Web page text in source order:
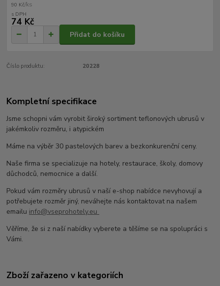
90 Kč/ks
74 Kč
Přidat do košíku
Číslo produktu: 20228
Kompletní specifikace
Jsme schopni vám vyrobit široký sortiment teflonových ubrusů v
jakémkoliv rozměru, i atypickém
Máme na výběr 30 pastelových barev a bezkonkurenční ceny.
Naše firma se specializuje na hotely, restaurace, školy, domovy
důchodců, nemocnice a další.
Pokud vám rozměry ubrusů v naší e-shop nabídce nevyhovují a
potřebujete rozměr jiný, neváhejte nás kontaktovat na našem
emailu info@vseprohotely.eu
Věříme, že si z naší nabídky vyberete a těšíme se na spolupráci s
Vámi.
Zboží zařazeno v kategoriích